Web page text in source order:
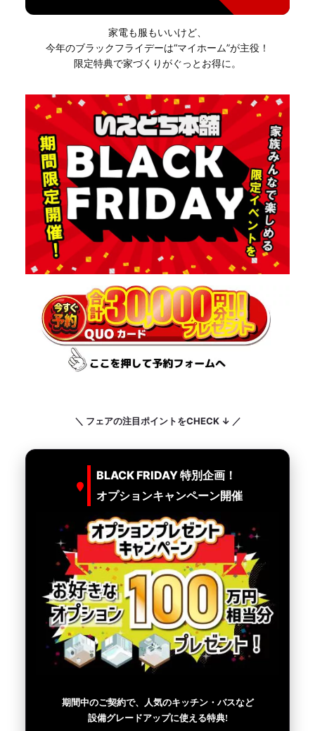
家電も服もいいけど、
今年のブラックフライデーは“マイホーム”が主役！
限定特典で家づくりがぐっとお得に。
＼ フェアの注目ポイントをCHECK ↓ ／
BLACK FRIDAY 特別企画！
オプションキャンペーン開催
期間中のご契約で、人気のキッチン・バスなど
設備グレードアップに使える特典!